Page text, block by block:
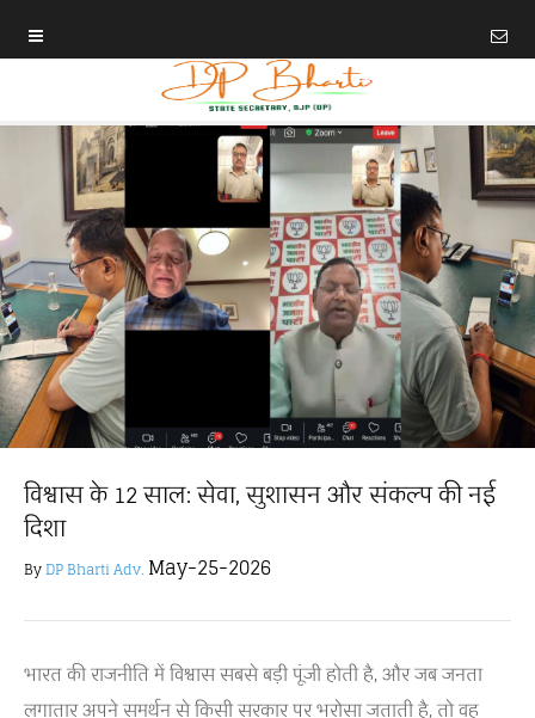
विश्वास के 12 साल: सेवा, सुशासन और संकल्प की नई
दिशा
ByDP Bharti Adv. May-25-2026
भारत की राजनीति में विश्वास सबसे बड़ी पूंजी होती है, और जब जनता
लगातार अपने समर्थन से किसी सरकार पर भरोसा जताती है, तो वह